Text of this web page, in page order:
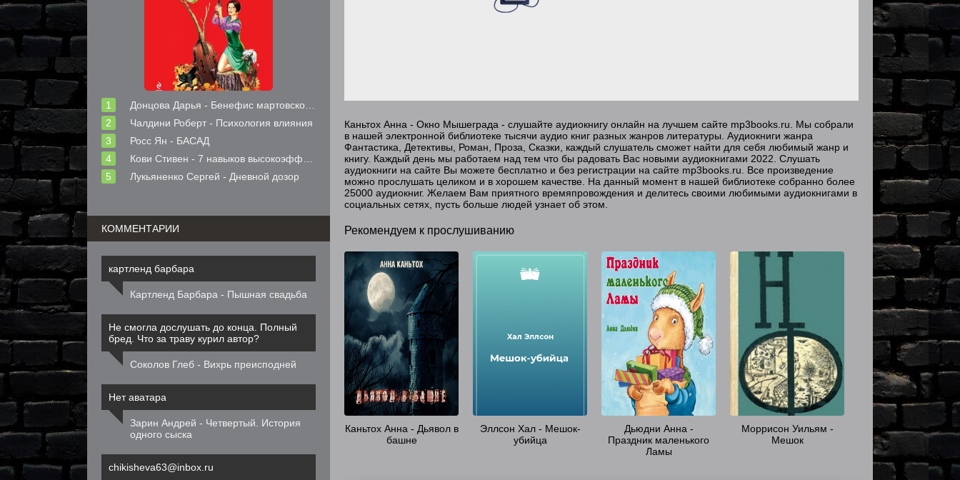
Каньтох Анна - Окно Мышеграда - слушайте аудиокнигу онлайн на лучшем сайте mp3books.ru. Мы собрали
в нашей электронной библиотеке тысячи аудио книг разных жанров литературы. Аудиокниги жанра
Фантастика, Детективы, Роман, Проза, Сказки, каждый слушатель сможет найти для себя любимый жанр и
книгу. Каждый день мы работаем над тем что бы радовать Вас новыми аудиокнигами 2022. Слушать
аудиокниги на сайте Вы можете бесплатно и без регистрации на сайте mp3books.ru. Все произведение
можно прослушать целиком и в хорошем качестве. На данный момент в нашей библиотеке собранно более
25000 аудиокниг. Желаем Вам приятного времяпровождения и делитесь своими любимыми аудиокнигами в
социальных сетях, пусть больше людей узнает об этом.
Рекомендуем к прослушиванию
Каньтох Анна - Дьявол в
башне
Эллсон Хал - Мешок-
убийца
Дьюдни Анна -
Праздник маленького
Ламы
Моррисон Уильям -
Мешок
Донцова Дарья - Бенефис мартовской кошки
Чалдини Роберт - Психология влияния
Росс Ян - БАСАД
Кови Стивен - 7 навыков высокоэффективных людей
Лукьяненко Сергей - Дневной дозор
КОММЕНТАРИИ
картленд барбара
Картленд Барбара - Пышная свадьба
Не смогла дослушать до конца. Полный
бред. Что за траву курил автор?
Соколов Глеб - Вихрь преисподней
Нет аватара
Зарин Андрей - Четвертый. История
одного сыска
chikisheva63@inbox.ru